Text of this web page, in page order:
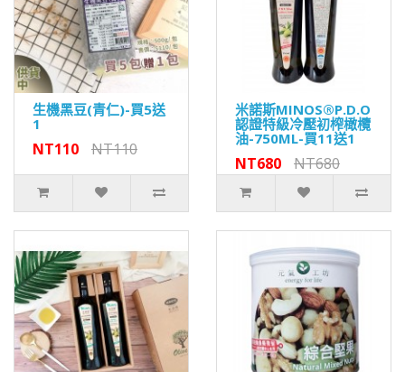
生機黑豆(青仁)-買5送
1
NT110 NT110
米諾斯MINOS®P.D.O
認證特級冷壓初榨橄欖
油-750ML-買11送1
NT680 NT680